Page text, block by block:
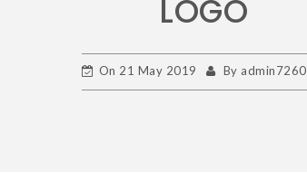
LOGO
On 21 May 2019 By admin7260